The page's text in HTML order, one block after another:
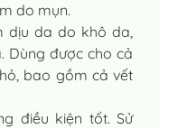
do mụn.
dịu da do khô da,
Dùng được cho cả
bao gồm cả vết
điều kiện tốt. Sử